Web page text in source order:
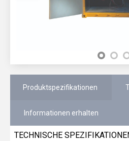
Produktspezifikationen
Informationen erhalten
TECHNISCHE